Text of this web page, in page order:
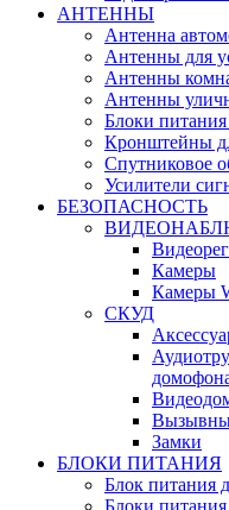
АНТЕННЫ
Антенна
Антенны для
Антенны
Антенны
Блоки
Кронштейны
Спутниковое
Усилители
БЕЗОПАСНОСТЬ
Камеры
Камеры
СКУД
Замки
БЛОКИ ПИТАНИЯ
Блок питания
Блоки питания